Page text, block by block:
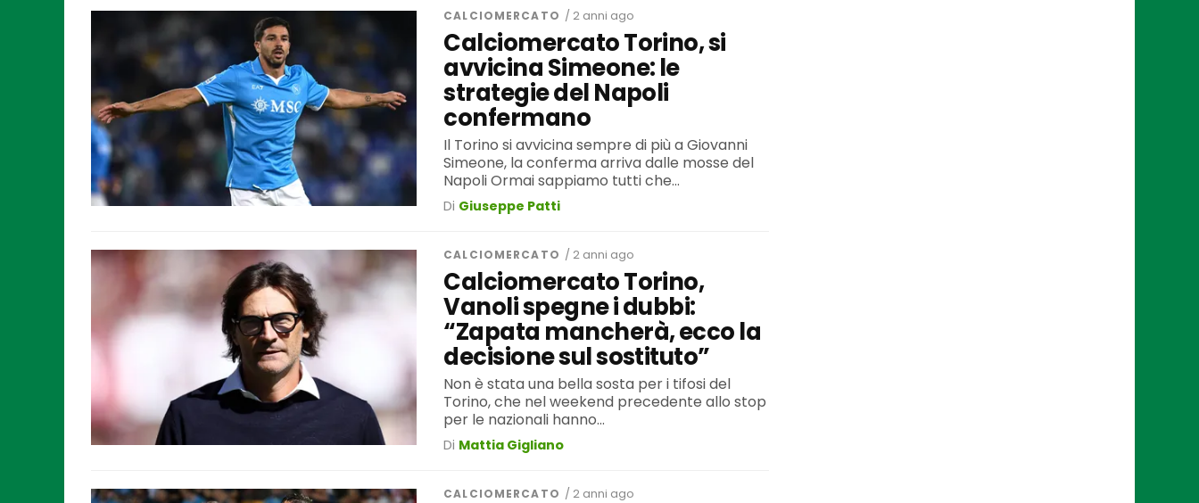
CALCIOMERCATO / 2 anni ago
Calciomercato Torino, si
avvicina Simeone: le
strategie del Napoli
confermano
Il Torino si avvicina sempre di più a Giovanni
Simeone, la conferma arriva dalle mosse del
Napoli Ormai sappiamo tutti che...
Di Giuseppe Patti
CALCIOMERCATO / 2 anni ago
Calciomercato Torino,
Vanoli spegne i dubbi:
“Zapata mancherà, ecco la
decisione sul sostituto”
Non è stata una bella sosta per i tifosi del
Torino, che nel weekend precedente allo stop
per le nazionali hanno...
Di Mattia Gigliano
CALCIOMERCATO / 2 anni ago